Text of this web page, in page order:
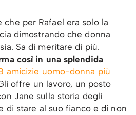
che per Rafael era solo la
dimostrando che donna
Sa di meritare di più.
così in una splendida
amicizie uomo-donna più
offre un lavoro, un posto
Jane sulla storia degli
di stare al suo fianco e di non